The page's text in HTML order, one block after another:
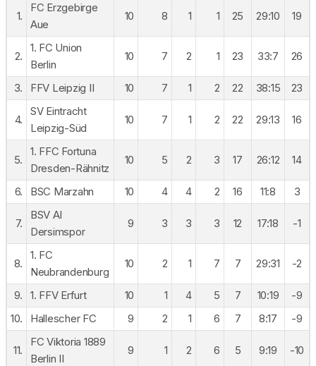
1.
FC Erzgebirge
Aue
10 8 1 1 25 29:10 19
2.
1. FC Union
Berlin
10 7 2 1 23 33:7 26
3. FFV Leipzig II 10 7 1 2 22 38:15 23
4.
SV Eintracht
Leipzig-Süd
10 7 1 2 22 29:13 16
5.
1. FFC Fortuna
Dresden-Rähnitz
10 5 2 3 17 26:12 14
6. BSC Marzahn 10 4 4 2 16 11:8 3
7.
BSV Al
Dersimspor
9 3 3 3 12 17:18 -1
8.
1. FC
Neubrandenburg
10 2 1 7 7 29:31 -2
9. 1. FFV Erfurt 10 1 4 5 7 10:19
-9
10.
Hallescher FC 9 2 1 6 7 8:17 -9
11.
FC Viktoria 1889
Berlin II
9 1 2 6 5 9:19 -10